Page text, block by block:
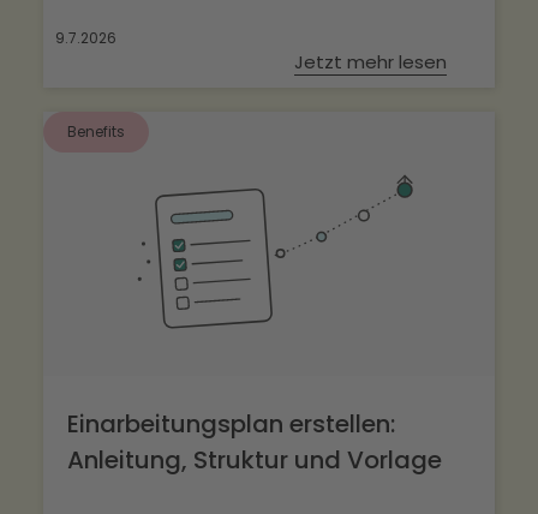
9.7.2026
Jetzt mehr lesen
Benefits
Einarbeitungsplan erstellen:
Anleitung, Struktur und Vorlage